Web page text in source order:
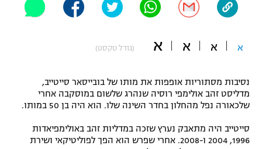
"מחצית בשכונה" – פודקאסט
תקנון משתתפים וזוכים בפרסים
תקנון עבור פעילות ספורט 1 – "מרלן"
טניס
גיימינג E-Sports
ספורט מוטורי
כדורמים
פוטבול אמריקאי NFL
בייסבול MLB
א א א א (גודל טקסט)
נסיבות מסתוריות אופפות את מותו של בובייסאר סייטייב,
מדליסט זהב אולימפי רוסיה שנהרג שלשום במוסקבה אחרי
שלכאורה נפל מהחלון בחדר השינה שלו. הוא היה בן 50 במותו.
סייטייב היה מתאבק נערץ שזכה במדליות זהב באולימפיאדות
1996, 2004 ו-2008. אחרי שפרש הוא הפך לפוליטיקאי ושירת